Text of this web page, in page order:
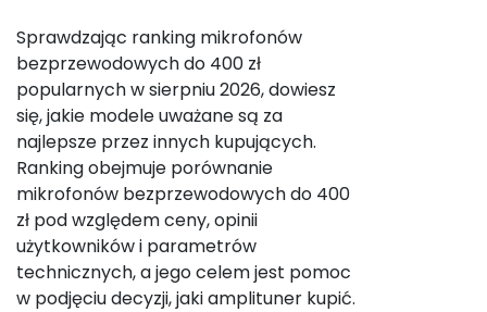
Sprawdzając ranking mikrofonów
bezprzewodowych do 400 zł
popularnych w sierpniu 2026, dowiesz
się, jakie modele uważane są za
najlepsze przez innych kupujących.
Ranking obejmuje porównanie
mikrofonów bezprzewodowych do 400
zł pod względem ceny, opinii
użytkowników i parametrów
technicznych, a jego celem jest pomoc
w podjęciu decyzji, jaki amplituner kupić.